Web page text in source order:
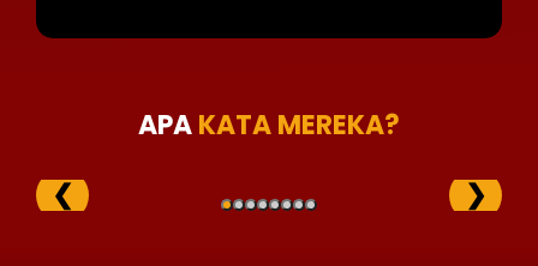
APAKATA MEREKA?
❮ ❯